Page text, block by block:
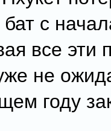
с
все эти
не
году